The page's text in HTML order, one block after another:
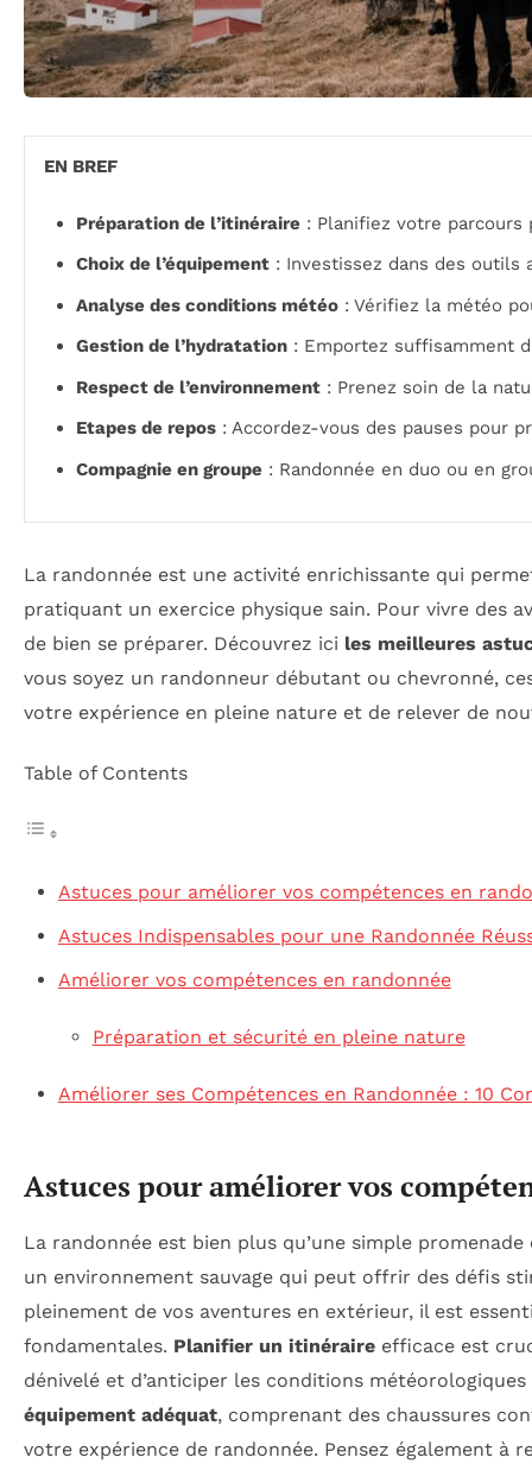
EN BREF
Préparation de l’itinéraire : Planifiez votre parcours
Choix de l’équipement : Investissez dans des
Analyse des conditions météo : Vérifiez la météo
Gestion de l’hydratation : Emportez suffisamment
Respect de l’environnement : Prenez soin de la
Etapes de repos : Accordez-vous des pauses pour
Compagnie en groupe : Randonnée en duo ou en
La randonnée est une activité enrichissante qui
pratiquant un exercice physique sain. Pour vivre des
de bien se préparer. Découvrez ici les meilleures
vous soyez un randonneur débutant ou chevronné,
votre expérience en pleine nature et de relever de
Table of Contents
Astuces pour améliorer vos compétences en
Astuces Indispensables pour une Randonnée
Améliorer vos compétences en randonnée
Préparation et sécurité en pleine nature
Améliorer ses Compétences en Randonnée : 10
Astuces pour améliorer vos
La randonnée est bien plus qu’une simple
un environnement sauvage qui peut offrir des défis
pleinement de vos aventures en extérieur, il est
fondamentales. Planifier un itinéraire efficace est
dénivelé et d’anticiper les conditions
équipement adéquat, comprenant des chaussures
votre expérience de randonnée. Pensez également à